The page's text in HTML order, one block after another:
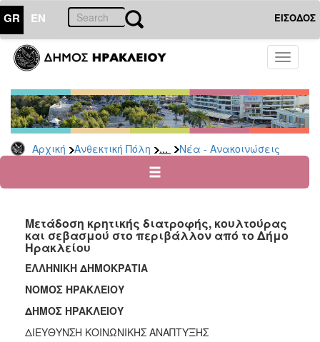
GR EN ΕΙΣΟΔΟΣ
Toggle
Αρχική Ανθεκτική Πόλη ... Νέα - Ανακοινώσεις
ΑΝΘΕΚΤΙΚΗ
ΠΟΛΗ
Κοινωνική
Πολιτική
Νέα
Ανακοινώσεις
για
Οικονομική
Αδυναμία
&
Καταστροφές
Κέντρα
Κοινοτικής
Μετάδοση κρητικής διατροφής, κουλτούρας
και σεβασμού στο περιβάλλον από το Δήμο
Ηρακλείου
ΕΛΛΗΝΙΚΗ ΔΗΜΟΚΡΑΤΙΑ
NOMOΣ ΗΡΑΚΛΕΙΟΥ
ΔΗΜΟΣ ΗΡΑΚΛΕΙΟΥ
ΔΙΕΥΘΥΝΣΗ ΚΟΙΝΩΝΙΚΗΣ ΑΝΑΠΤΥΞΗΣ